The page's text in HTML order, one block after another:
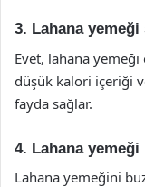
3. Lahana yemeği
Evet, lahana yemeği
düşük kalori içeriği
fayda sağlar.
4. Lahana yemeği
Lahana yemeğini